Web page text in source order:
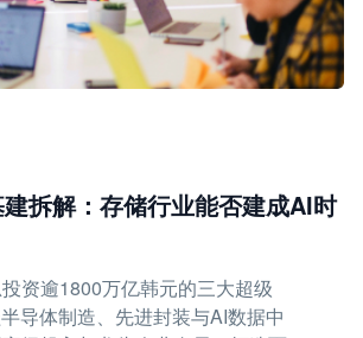
拆解：存储行业能否建成AI时
资逾1800万亿韩元的三大超级
导体制造、先进封装与AI数据中